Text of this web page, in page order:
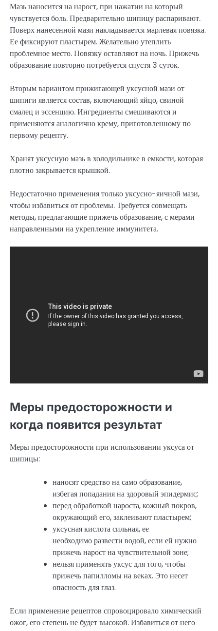
Мазь наносится на нарост, при нажатии на который
чувствуется боль. Предварительно шипицу распаривают.
Поверх нанесенной мази накладывается марлевая повязка.
Ее фиксируют пластырем. Желательно утеплить
проблемное место. Повязку оставляют на ночь. Прижечь
образование повторно потребуется спустя 3 суток.
Вторым вариантом прижигающей уксусной мази от
шипиги является состав, включающий яйцо, свиной
смалец и эссенцию. Ингредиенты смешиваются и
применяются аналогично крему, приготовленному по
первому рецепту.
Хранят уксусную мазь в холодильнике в емкости, которая
плотно закрывается крышкой.
Недостаточно применения только уксусно-яичной мази,
чтобы избавиться от проблемы. Требуется совмещать
методы, предлагающие прижечь образование, с мерами
направленными на укрепление иммунитета.
Меры предосторожности и
когда появится результат
Меры предосторожности при использовании уксуса от
шипицы:
наносят средство на само образование,
избегая попадания на здоровый эпидермис;
перед обработкой нароста, кожный покров,
окружающий его, заклеивают пластырем;
уксусная кислота сильная, ее
необходимо развести водой, если ей нужно
прижечь нарост на чувствительной зоне;
нельзя применять уксус для того, чтобы
прижечь папилломы на веках. Это несет
опасность для глаз.
Если применение рецептов спровоцировало химический
ожог, его степень не будет высокой. Избавиться от него